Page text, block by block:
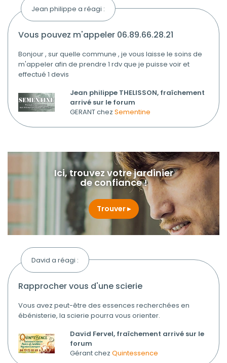
Jean philippe a réagi :
vous pouvez m'appeler 06.89.66.28.21
Bonjour , sur quelle commune , je vous laisse le soins de
m'appeler afin de prendre 1 rdv que je puisse voir et
effectué 1 devis
Jean philippe THELISSON, fraîchement
arrivé sur le forum
GERANT chez Sementine
Ici, trouvez votre jardinier
de confiance !
Trouver
David a réagi :
rapprocher vous d'une scierie
Vous avez peut-être des essences recherchées en
ébénisterie, la scierie pourra vous orienter.
David Fervel, fraîchement arrivé sur le
forum
Gérant chez Quintessence